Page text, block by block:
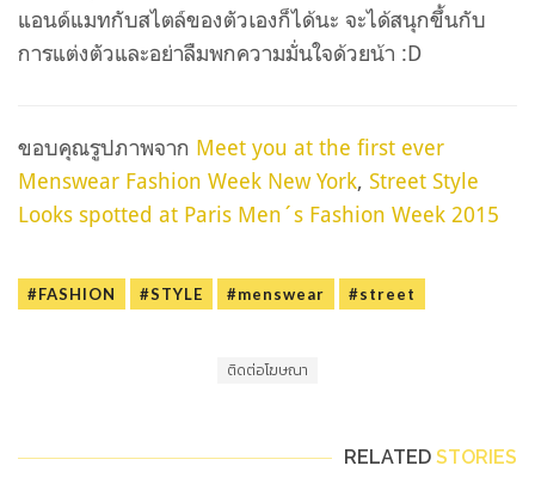
แอนด์แมทกับสไตล์ของตัวเองก็ได้นะ จะได้สนุกขึ้นกับ
การแต่งตัวและอย่าลืมพกความมั่นใจด้วยน้า :D
ขอบคุณรูปภาพจาก Meet you at the first ever
Menswear Fashion Week New York, Street Style
Looks spotted at Paris Men´s Fashion Week 2015
#FASHION #STYLE #menswear #street
ติดต่อโฆษณา
RELATED STORIES